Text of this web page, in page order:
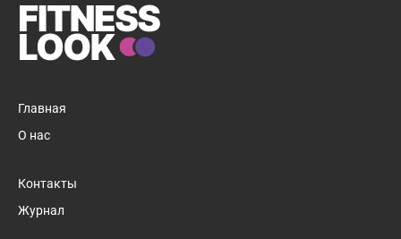
Главная
О нас
Контакты
Журнал